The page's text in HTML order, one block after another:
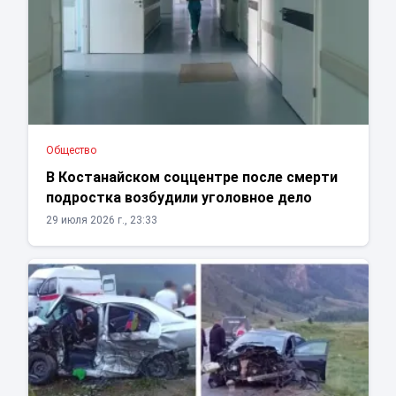
Общество
В Костанайском соццентре после смерти
подростка возбудили уголовное дело
29 июля 2026 г., 23:33